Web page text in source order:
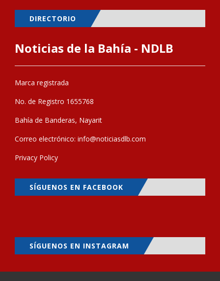
DIRECTORIO
Noticias de la Bahía - NDLB
Marca registrada
No. de Registro 1655768
Bahía de Banderas, Nayarit
Correo electrónico: info@noticiasdlb.com
Privacy Policy
SÍGUENOS EN FACEBOOK
SÍGUENOS EN INSTAGRAM